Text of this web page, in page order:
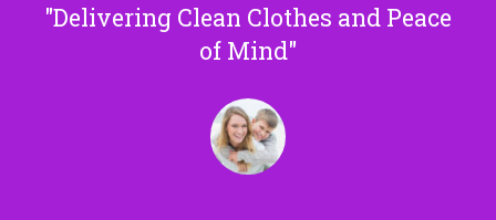
Delivering Clean Clothes and Peace
of Mind